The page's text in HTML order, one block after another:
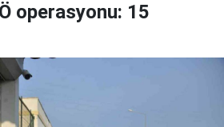
operasyonu: 15